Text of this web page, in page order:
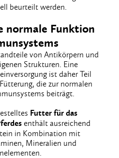
beurteilt werden.
normale Funktion
von Antikörpern und
Strukturen. Eine
ist daher Teil
die zur normalen
beiträgt.
Futter für das
enthält ausreichend
in Kombination mit
Mineralien und